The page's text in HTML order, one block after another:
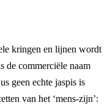
kringen en lijnen wordt
de commerciële naam
geen echte jaspis is
van het ‘mens-zijn’: